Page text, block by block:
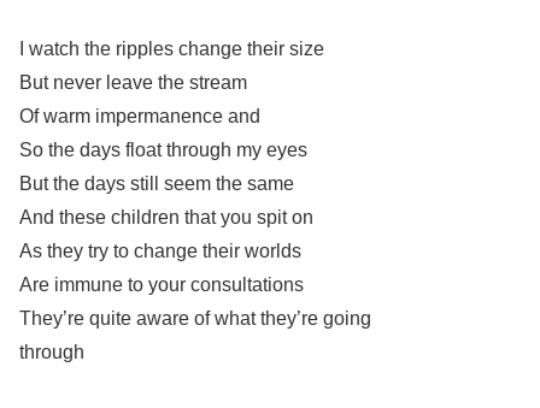
I watch the ripples change their size
But never leave the stream
Of warm impermanence and
So the days float through my eyes
But the days still seem the same
And these children that you spit on
As they try to change their worlds
Are immune to your consultations
They’re quite aware of what they’re going
through